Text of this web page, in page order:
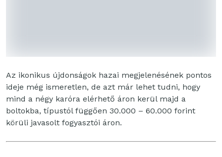
Az ikonikus újdonságok hazai megjelenésének pontos
ideje még ismeretlen, de azt már lehet tudni, hogy
mind a négy karóra elérhető áron kerül majd a
boltokba, típustól függően 30.000 – 60.000 forint
körüli javasolt fogyasztói áron.